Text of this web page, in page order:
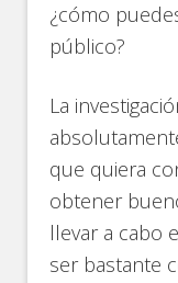
¿cómo
público?
La
que quiera
obtener
llevar a cabo
ser bastante